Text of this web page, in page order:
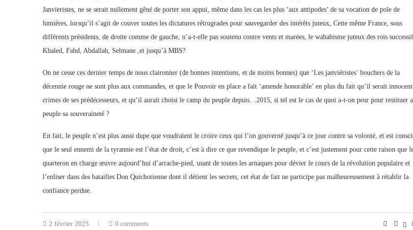
Janvieristes, ne se serait nullement gêné de porter son appui, même dans les cas les plus ‘aux antipodes’ de sa vocation de pole de
lumières, lorsqu’il s’agit de couver toutes les dictatures rétrogrades pour sauvegarder des intérêts juteux, Cette même France, sous
différents présidents, de droite comme de gauche, n’a-t-elle pas soutenu contre vents et marées, le wahabisme juteux des rois
Khaled, Fahd, Abdallah, Selmane ,et jusqu’à MBS?
On ne cesse ces dernier temps de nous claironner (de bonnes intentions, et de moins bonnes) que ‘Les janviéristes’ bouchers de la
décennie rouge ne sont plus aux commandes, et que le Pouvoir en place a fait ‘amende honorable’ en plus du fait qu’il serait innocent
crimes de ses prédécesseurs, et qu’il aurait choisi le camp du peuple depuis…2015, si tel est le cas de quoi a-t-on peur pour restituer
peuple sa souveraineté ?
En fait, le peuple n’est plus aussi dupe que voudraient le croire ceux qui l’on gouverné jusqu’à ce jour contre sa volonté, et est
que le seul ennemi de la tyrannie est l’état de droit, c’est à dire ce que revendique le peuple, et c’est justement pour cette raison que
quarteron en charge œuvre aujourd’hui d’arrache-pied, usant de toutes les arnaques pour dévier le cours de la révolution populaire et
l’enliser dans des batailles Don Quichotienne dont il détient les secrets, cet état de fait ne participe pas malheureusement à rétablir la
confiance perdue.
2 février 2023 0 comments